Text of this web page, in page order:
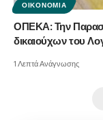
ΟΙΚΟΝΟΜΊΑ
ΟΠΕΚΑ: Την
δικαιούχων του
1 Λεπτά Ανάγνωσης